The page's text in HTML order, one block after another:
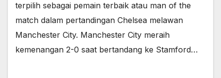
terpilih sebagai pemain terbaik atau man of the
match dalam pertandingan Chelsea melawan
Manchester City. Manchester City meraih
kemenangan 2-0 saat bertandang ke Stamford…